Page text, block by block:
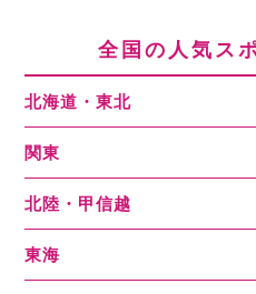
全国の人気ス
北海道・東北
関東
北陸・甲信越
東海